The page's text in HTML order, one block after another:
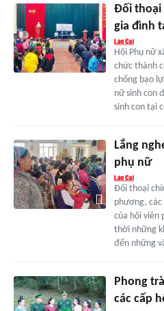
Đối thoại
gia đình
Hội Phụ nữ
chức thành
chống bạo
nữ sinh con
sinh con tại
Lắng
phụ nữ
Đối thoại
phương, các
của hội viên
thời những
đến những
Phong
các cấp